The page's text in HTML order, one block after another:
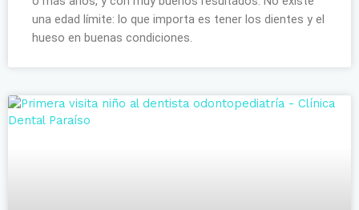
una edad límite: lo que importa es tener los dientes y el
hueso en buenas condiciones.